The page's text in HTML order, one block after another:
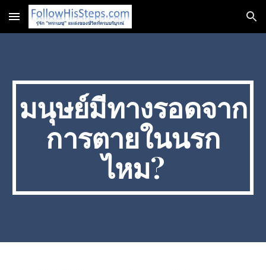
Skip to main content Skip to navigation
มนุษย์มีทางรอดจาก
การตายในนรก
ไหม?